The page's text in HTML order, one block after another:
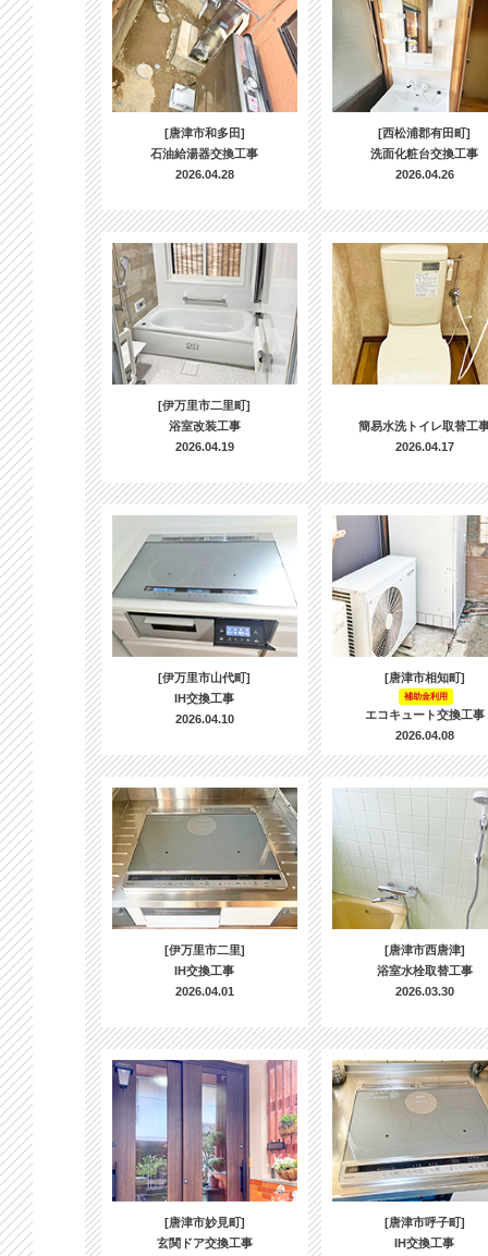
[唐津市和多田]
石油給湯器交換工事
2026.04.28
[西松浦郡有田町]
洗面化粧台交換工事
2026.04.26
[伊万里市二里町]
浴室改装工事
2026.04.19
簡易水洗トイレ取替工
2026.04.17
[伊万里市山代町]
IH交換工事
2026.04.10
[唐津市相知町]
補助金利用
エコキュート交換工事
2026.04.08
[伊万里市二里]
IH交換工事
2026.04.01
[唐津市西唐津]
浴室水栓取替工事
2026.03.30
[唐津市妙見町]
玄関ドア交換工事
[唐津市呼子町]
IH交換工事